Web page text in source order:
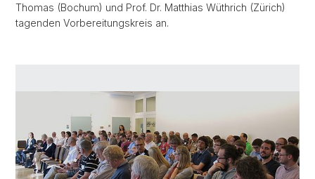
Thomas (Bochum) und Prof. Dr. Matthias Wüthrich (Zürich)
tagenden Vorbereitungskreis an.